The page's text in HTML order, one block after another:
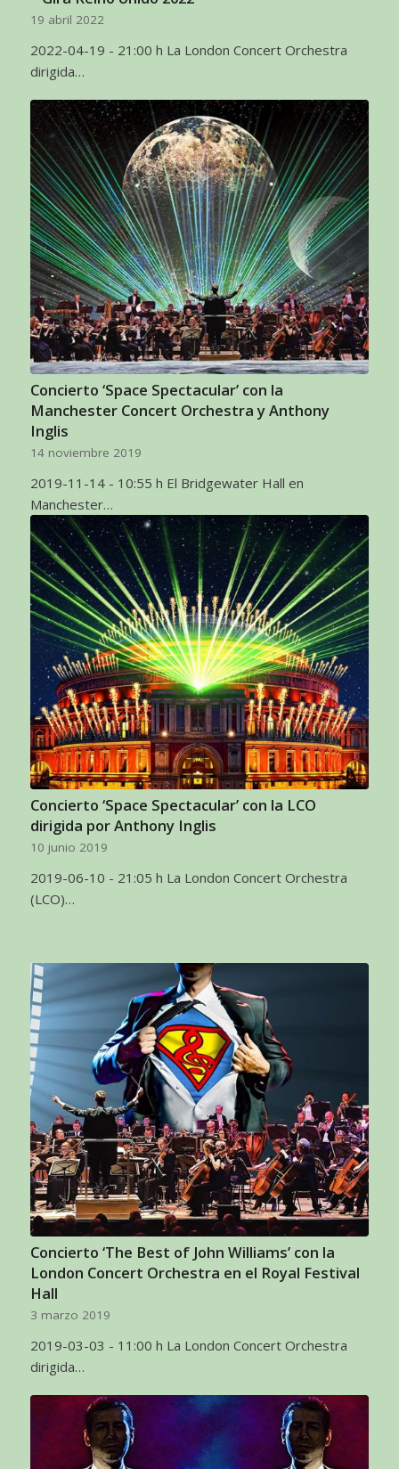
19 abril 2022
2022-04-19 - 21:00 h La London Concert Orchestra
dirigida…
Concierto ‘Space Spectacular’ con la
Manchester Concert Orchestra y Anthony
Inglis
14 noviembre 2019
2019-11-14 - 10:55 h El Bridgewater Hall en
Manchester…
Concierto ‘Space Spectacular’ con la LCO
dirigida por Anthony Inglis
10 junio 2019
2019-06-10 - 21:05 h La London Concert Orchestra
(LCO)…
Concierto ‘The Best of John Williams’ con la
London Concert Orchestra en el Royal Festival
Hall
3 marzo 2019
2019-03-03 - 11:00 h La London Concert Orchestra
dirigida…